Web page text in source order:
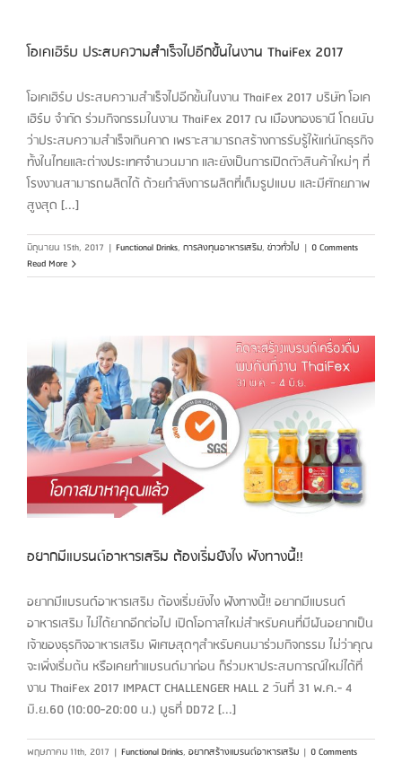
โอเคเฮิร์บ ประสบความสำเร็จไปอีกขั้นในงาน ThaiFex 2017
โอเคเฮิร์บ ประสบความสำเร็จไปอีกขั้นในงาน ThaiFex 2017 บริษัท โอเค
เฮิร์บ จำกัด ร่วมกิจกรรมในงาน ThaiFex 2017 ณ เมืองทองธานี โดยนับ
ว่าประสบความสำเร็จเกินคาด เพราะสามารถสร้างการรับรู้ให้แก่นักธุรกิจ
ทั้งในไทยและต่างประเทศจำนวนมาก และยังเป็นการเปิดตัวสินค้าใหม่ๆ ที่
โรงงานสามารถผลิตได้ ด้วยกำลังการผลิตที่เต็มรูปแบบ และมีศักยภาพ
สูงสุด [...]
มิถุนายน 15th, 2017 | Functional Drinks, การลงทุนอาหารเสริม, ข่าวทั่วไป | 0 Comments
Read More
อยากมีแบรนด์อาหารเสริม ต้องเริ่มยังไง ฟังทางนี้!!
อยากมีแบรนด์อาหารเสริม ต้องเริ่มยังไง ฟังทางนี้!! อยากมีแบรนด์
อาหารเสริม ไม่ได้ยากอีกต่อไป เปิดโอกาสใหม่สำหรับคนที่มีฝันอยากเป็น
เจ้าของธุรกิจอาหารเสริม พิเศษสุดๆสำหรับคนมาร่วมกิจกรรม ไม่ว่าคุณ
จะเพิ่งเริ่มต้น หรือเคยทำแบรนด์มาก่อน ก็ร่วมหาประสบการณ์ใหม่ได้ที่
งาน ThaiFex 2017 IMPACT CHALLENGER HALL 2 วันที่ 31 พ.ค.- 4
มิ.ย.60 (10:00-20:00 น.) บูธที่ DD72 [...]
พฤษภาคม 11th, 2017 | Functional Drinks, อยากสร้างแบรนด์อาหารเสริม | 0 Comments